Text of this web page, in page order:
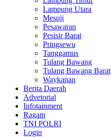
Lampung Utara
Mesuji
Pesawaran
Pesisir Barat
Pringsewu
Tanggamus
Tulang Bawang
Tulang Bawang Barat
Waykanan
Berita Daerah
Advetorial
Infotainment
Ragam
TNI POLRI
Login